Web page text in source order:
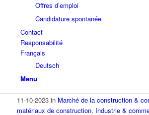
Offres d’emploi
Candidature spontanée
Contact
Responsabilité
Français
Deutsch
Menu
11-10-2023in Marché de la construction &
matériaux de construction, Industrie &